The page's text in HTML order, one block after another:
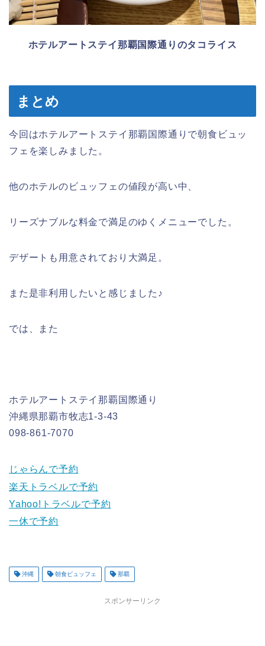
ホテルアートステイ那覇国際通りのタコライス
まとめ
今回はホテルアートステイ那覇国際通りで朝食ビュッ
フェを楽しみました。
他のホテルのビュッフェの値段が高い中、
リーズナブルな料金で満足のゆくメニューでした。
デザートも用意されており大満足。
また是非利用したいと感じました♪
では、また
ホテルアートステイ那覇国際通り
沖縄県那覇市牧志1-3-43
098-861-7070
じゃらんで予約
楽天トラベルで予約
Yahoo!トラベルで予約
一休で予約
沖縄 朝食ビュッフェ 那覇
スポンサーリンク